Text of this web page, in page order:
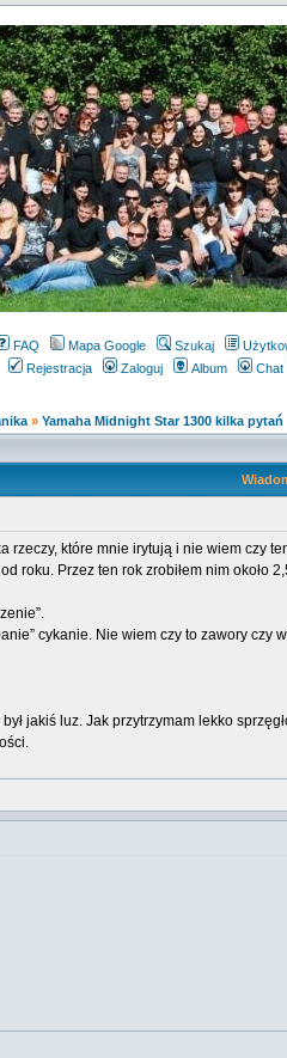
FAQ Mapa Google Szukaj
Rejestracja
Zaloguj Album Chat
» Yamaha Midnight Star 1300 kilka pytań
rzeczy, które mnie irytują i nie wiem
roku. Przez ten rok zrobiłem nim
cykanie. Nie wiem czy to zawory
jakiś luz. Jak przytrzymam lekko